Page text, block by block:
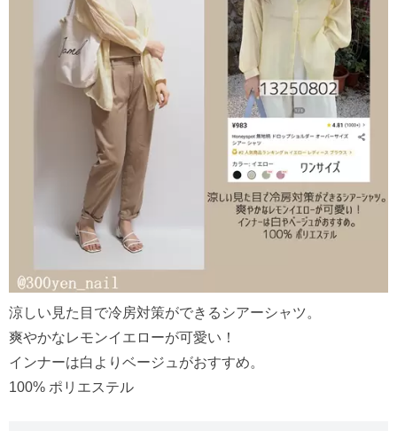
涼しい見た目で冷房対策ができるシアーシャツ。
爽やかなレモンイエローが可愛い！
インナーは白よりベージュがおすすめ。
100% ポリエステル